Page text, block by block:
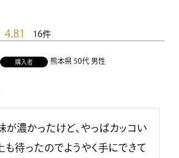
4.81 16
購入者 熊本県 50代 男性
が濃かったけど、やっぱカッコい
も待ったのでようやく手にできて